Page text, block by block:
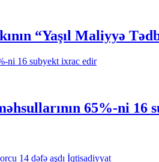
“Yaşıl Maliyyə
65%-ni 16
İqtisadiyyat